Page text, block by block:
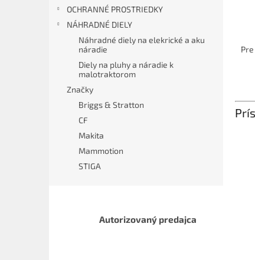
OCHRANNÉ PROSTRIEDKY
NÁHRADNÉ DIELY
Náhradné diely na elekrické a aku
náradie
Diely na pluhy a náradie k
malotraktorom
Značky
Briggs & Stratton
CF
Makita
Mammotion
STIGA
Autorizovaný predajca